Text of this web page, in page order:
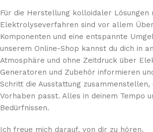
Für die Herstellung kolloidaler Lösungen
Elektrolyseverfahren sind vor allem
Komponenten und eine entspannte
unserem Online-Shop kannst du dich in
Atmosphäre und ohne Zeitdruck über
Generatoren und Zubehör informieren
Schritt die Ausstattung zusammenstellen,
Vorhaben passt. Alles in deinem Tempo
Bedürfnissen.
Ich freue mich darauf, von dir zu hören.